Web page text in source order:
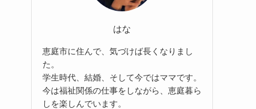
はな
恵庭市に住んで、気づけば長くなりまし
た。
学生時代、結婚、そして今ではママです。
今は福祉関係の仕事をしながら、恵庭暮ら
しを楽しんでいます。